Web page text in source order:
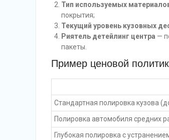
Тип используемых
покрытия;
Текущий уровень кузовных
Риятель детейлинг центра —
пакеты.
Пример ценовой
Стандартная полировка кузова
Полировка автомобиля средних
Глубокая полировка с